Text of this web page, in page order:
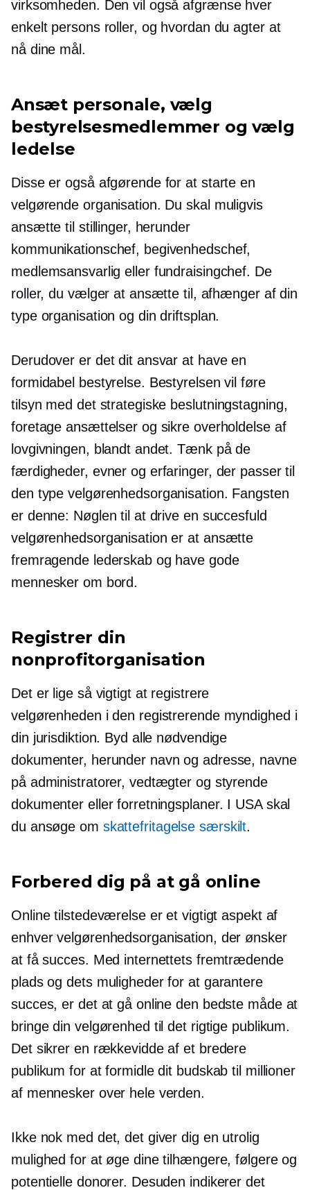
virksomheden. Den vil også afgrænse hver
enkelt persons roller, og hvordan du agter at
nå dine mål.
Ansæt personale, vælg
bestyrelsesmedlemmer og vælg
ledelse
Disse er også afgørende for at starte en
velgørende organisation. Du skal muligvis
ansætte til stillinger, herunder
kommunikationschef, begivenhedschef,
medlemsansvarlig eller fundraisingchef. De
roller, du vælger at ansætte til, afhænger af din
type organisation og din driftsplan.
Derudover er det dit ansvar at have en
formidabel bestyrelse. Bestyrelsen vil føre
tilsyn med det strategiske beslutningstagning,
foretage ansættelser og sikre overholdelse af
lovgivningen, blandt andet. Tænk på de
færdigheder, evner og erfaringer, der passer til
den type velgørenhedsorganisation. Fangsten
er denne: Nøglen til at drive en succesfuld
velgørenhedsorganisation er at ansætte
fremragende lederskab og have gode
mennesker om bord.
Registrer din
nonprofitorganisation
Det er lige så vigtigt at registrere
velgørenheden i den registrerende myndighed i
din jurisdiktion. Byd alle nødvendige
dokumenter, herunder navn og adresse, navne
på administratorer, vedtægter og styrende
dokumenter eller forretningsplaner. I USA skal
du ansøge om skattefritagelse særskilt.
Forbered dig på at gå online
Online tilstedeværelse er et vigtigt aspekt af
enhver velgørenhedsorganisation, der ønsker
at få succes. Med internettets fremtrædende
plads og dets muligheder for at garantere
succes, er det at gå online den bedste måde at
bringe din velgørenhed til det rigtige publikum.
Det sikrer en rækkevidde af et bredere
publikum for at formidle dit budskab til millioner
af mennesker over hele verden.
Ikke nok med det, det giver dig en utrolig
mulighed for at øge dine tilhængere, følgere og
potentielle donorer. Desuden indikerer det